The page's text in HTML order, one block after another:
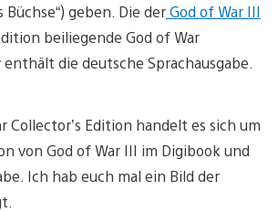
Büchse“) geben. Die derGod of War III
beiliegende God of War
die deutsche Sprachausgabe.
Collector’s Edition handelt es sich um
von God of War III im Digibook und
Ich hab euch mal ein Bild der